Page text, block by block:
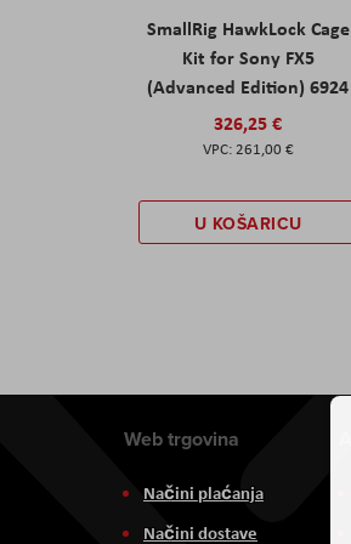
SmallRig HawkLock Cage
Kit for Sony FX5
(Advanced Edition) 6924
326,25 €
261,00 €
U KOŠARICU
Web trgovina
Načini plaćanja
Načini dostave